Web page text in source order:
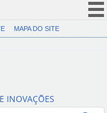
(COVID-19)
Canais
MAPA DO SITE
INOVAÇÕES